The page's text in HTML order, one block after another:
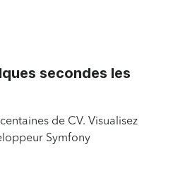
secondes les
de CV. Visualisez
Symfony